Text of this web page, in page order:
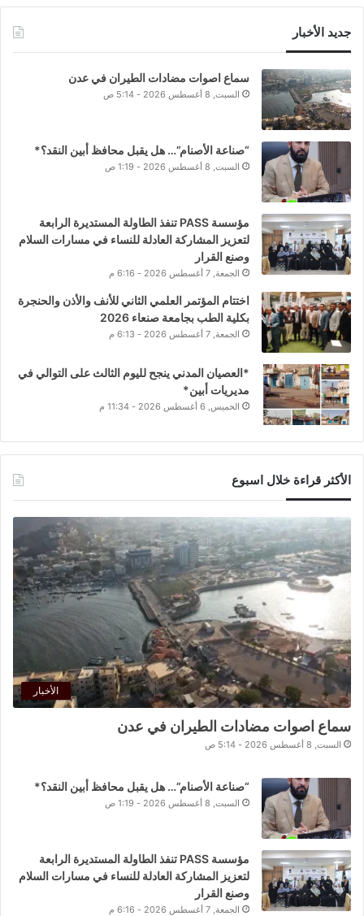
جديد الأخبار
سماع اصوات مضادات الطيران في عدن
السبت, 8 أغسطس 2026 - 5:14 ص
“صناعة الأصنام”… هل يقبل محافظ أبين النقد؟*
السبت, 8 أغسطس 2026 - 1:19 ص
مؤسسة PASS تنفذ الطاولة المستديرة الرابعة
لتعزيز المشاركة العادلة للنساء في مسارات السلام
وصنع القرار
الجمعة, 7 أغسطس 2026 - 6:16 م
اختتام المؤتمر العلمي الثاني للأنف والأذن والحنجرة
بكلية الطب بجامعة صنعاء 2026
الجمعة, 7 أغسطس 2026 - 6:13 م
*العصيان المدني ينجح لليوم الثالث على التوالي في
مديريات أبين*
الخميس, 6 أغسطس 2026 - 11:34 م
الأكثر قراءة خلال اسبوع
الأخبار
سماع اصوات مضادات الطيران في عدن
السبت, 8 أغسطس 2026 - 5:14 ص
“صناعة الأصنام”… هل يقبل محافظ أبين النقد؟*
السبت, 8 أغسطس 2026 - 1:19 ص
مؤسسة PASS تنفذ الطاولة المستديرة الرابعة
لتعزيز المشاركة العادلة للنساء في مسارات السلام
وصنع القرار
الجمعة, 7 أغسطس 2026 - 6:16 م